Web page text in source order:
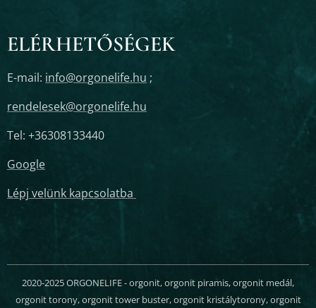
ELÉRHETŐSÉGEK
E-mail: info@orgonelife.hu ;
rendelesek@orgonelife.hu
Tel: +36308133440
Google
Lépj velünk kapcsolatba
2020-2025 ORGONELIFE - orgonit, orgonit piramis, orgonit medál,
orgonit torony, orgonit tower buster, orgonit kristálytorony, orgonit